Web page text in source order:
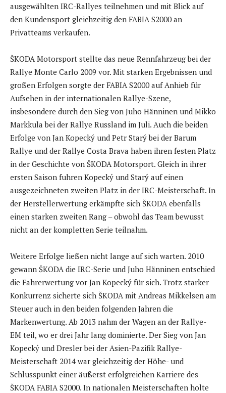
ausgewählten IRC-Rallyes teilnehmen und mit Blick auf
den Kundensport gleichzeitig den FABIA S2000 an
Privatteams verkaufen.
ŠKODA Motorsport stellte das neue Rennfahrzeug bei der
Rallye Monte Carlo 2009 vor. Mit starken Ergebnissen und
großen Erfolgen sorgte der FABIA S2000 auf Anhieb für
Aufsehen in der internationalen Rallye-Szene,
insbesondere durch den Sieg von Juho Hänninen und Mikko
Markkula bei der Rallye Russland im Juli. Auch die beiden
Erfolge von Jan Kopecký und Petr Starý bei der Barum
Rallye und der Rallye Costa Brava haben ihren festen Platz
in der Geschichte von ŠKODA Motorsport. Gleich in ihrer
ersten Saison fuhren Kopecký und Starý auf einen
ausgezeichneten zweiten Platz in der IRC-Meisterschaft. In
der Herstellerwertung erkämpfte sich ŠKODA ebenfalls
einen starken zweiten Rang – obwohl das Team bewusst
nicht an der kompletten Serie teilnahm.
Weitere Erfolge ließen nicht lange auf sich warten. 2010
gewann ŠKODA die IRC-Serie und Juho Hänninen entschied
die Fahrerwertung vor Jan Kopecký für sich. Trotz starker
Konkurrenz sicherte sich ŠKODA mit Andreas Mikkelsen am
Steuer auch in den beiden folgenden Jahren die
Markenwertung. Ab 2013 nahm der Wagen an der Rallye-
EM teil, wo er drei Jahr lang dominierte. Der Sieg von Jan
Kopecký und Dresler bei der Asien-Pazifik Rallye-
Meisterschaft 2014 war gleichzeitig der Höhe- und
Schlusspunkt einer äußerst erfolgreichen Karriere des
ŠKODA FABIA S2000. In nationalen Meisterschaften holte